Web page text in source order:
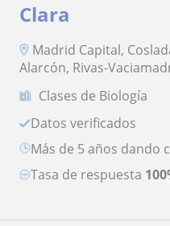
Clara
Madrid Capital,
Alarcón, Rivas-
Clases de Biología
Datos verificados
más de 5 años dando
Tasa de respuesta